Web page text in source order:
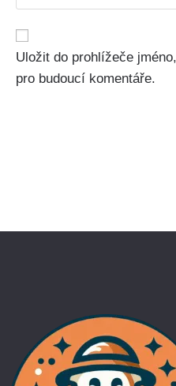
Uložit do prohlížeče
pro budoucí komentáře.